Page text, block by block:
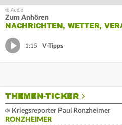
Zum Anhören
NACHRICHTEN, WETTER,
1:15 V-Tipps
THEMEN-TICKER
Kriegsreporter Paul Ronzheimer
RONZHEIMER